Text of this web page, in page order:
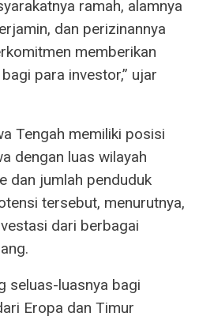
ramah, alamnya
dan perizinannya
memberikan
para investor,” ujar
Tengah memiliki posisi
dengan luas wilayah
dan jumlah penduduk
tersebut, menurutnya,
dari berbagai
seluas-luasnya bagi
Eropa dan Timur